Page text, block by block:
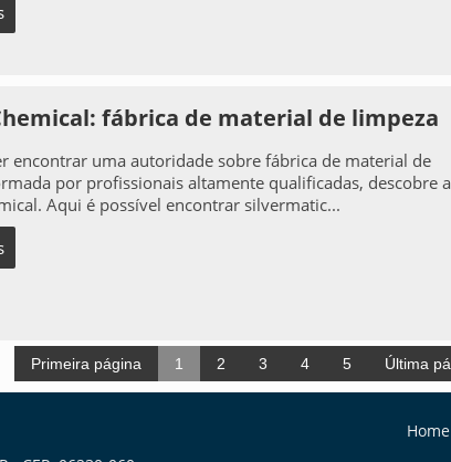
fábrica de material de limpeza
encontrar uma autoridade sobre fábrica de material de
por profissionais altamente qualificadas, descobre a
Aqui é possível encontrar silvermatic...
Primeira página 1 2 3 4 5 Última
Home